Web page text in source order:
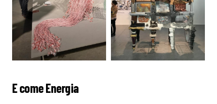
E come Energia